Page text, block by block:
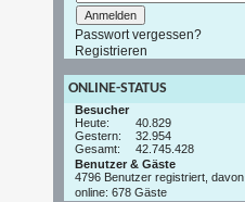
Passwort vergessen?
Registrieren
ONLINE-STATUS
Besucher
Heute:
40.829
Gestern:
32.954
Gesamt:
42.745.428
Benutzer & Gäste
4796 Benutzer registriert, davon
online: 678 Gäste